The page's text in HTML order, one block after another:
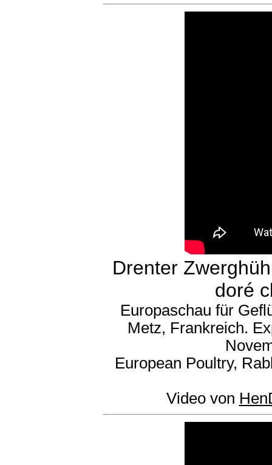
Drenter
doré
Europaschau für
Metz, Frankreich.
European Poultry,
Video von